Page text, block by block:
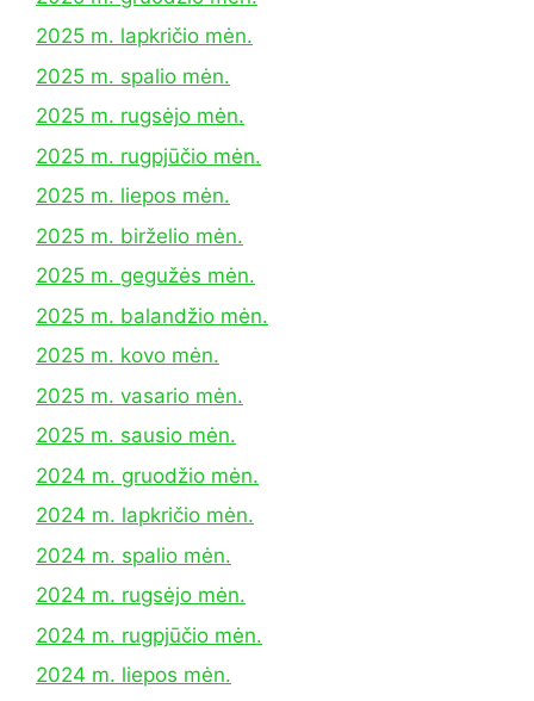
2025 m. lapkričio mėn.
2025 m. spalio mėn.
2025 m. rugsėjo mėn.
2025 m. rugpjūčio mėn.
2025 m. liepos mėn.
2025 m. birželio mėn.
2025 m. gegužės mėn.
2025 m. balandžio mėn.
2025 m. kovo mėn.
2025 m. vasario mėn.
2025 m. sausio mėn.
2024 m. gruodžio mėn.
2024 m. lapkričio mėn.
2024 m. spalio mėn.
2024 m. rugsėjo mėn.
2024 m. rugpjūčio mėn.
2024 m. liepos mėn.